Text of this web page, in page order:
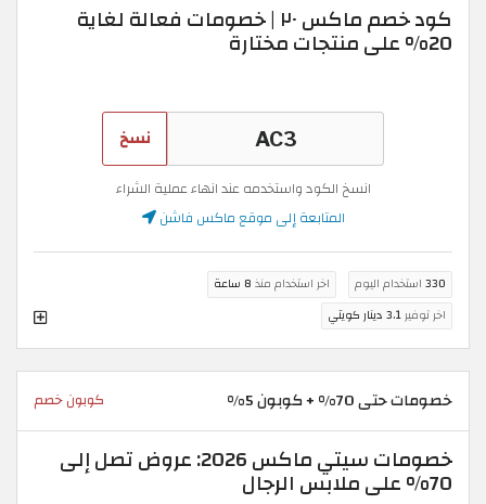
كود خصم ماكس ٢٠ | خصومات فعالة لغاية
20% على منتجات مختارة
نسخ
انسخ الكود واستخدمه عند انهاء عملية الشراء
المتابعة إلى موقع ماكس فاشن
330 استخدام اليوم اخر استخدام منذ 8 ساعة
اخر توفير3.1 دينار كويتي
خصومات حتى 70% + كوبون 5% كوبون خصم
خصومات سيتي ماكس 2026: عروض تصل إلى
70% على ملابس الرجال